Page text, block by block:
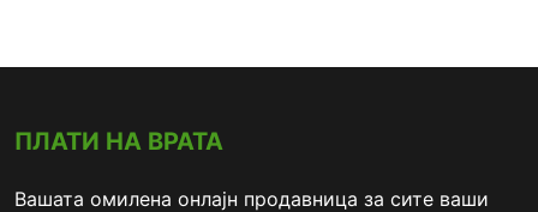
ПЛАТИ НА ВРАТА
Вашата омилена онлајн продавница за сите ваши